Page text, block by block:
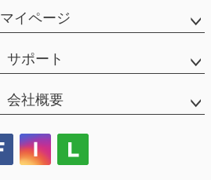
マイページ
サポート
会社概要